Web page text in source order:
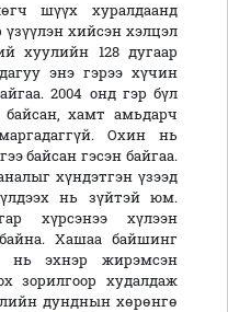
шүүх хуралдаанд
үзүүлэн хийсэн хэлцэл
хуулийн 128 дугаар
энэ гэрээ хүчин
2004 онд гэр бүл
хамт амьдарч
Охин нь
байсан гэсэн байгаа.
хүндэтгэн үзээд
нь зүйтэй юм.
хүрсэнээ хүлээн
Хашаа байшинг
нь эхнэр жирэмсэн
зорилгоор худалдаж
дунднын хөрөнгө